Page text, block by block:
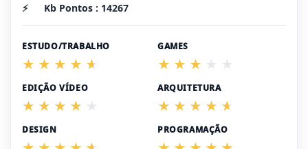
⚡
Kb Pontos : 14267
ESTUDO/TRABALHO GAMES
EDIÇÃO VÍDEO ARQUITETURA
DESIGN PROGRAMAÇÃO